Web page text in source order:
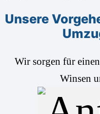
Unsere
Wir sorgen für
Winsen